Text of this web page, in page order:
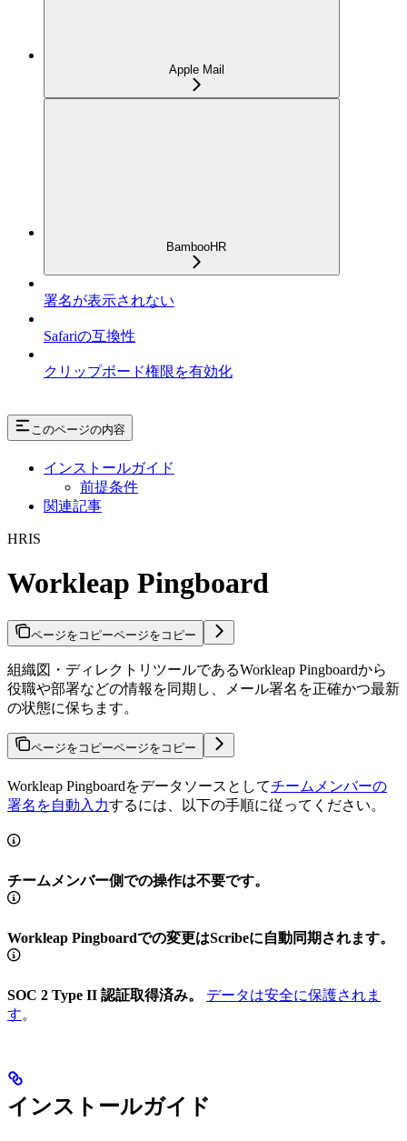
Apple Mail
BambooHR
署名が表示されない
Safariの互換性
クリップボード権限を有効化
このページの内容
インストールガイド
前提条件
関連記事
HRIS
Workleap Pingboard
ページをコピーページをコピー
組織図・ディレクトリツールであるWorkleap Pingboardから
役職や部署などの情報を同期し、メール署名を正確かつ最新
の状態に保ちます。
ページをコピーページをコピー
Workleap Pingboardをデータソースとしてチームメンバーの
署名を自動入力するには、以下の手順に従ってください。
チームメンバー側での操作は不要です。
Workleap Pingboardでの変更はScribeに自動同期されます。
SOC 2 Type II 認証取得済み。
データは安全に保護されま
す。
インストールガイド